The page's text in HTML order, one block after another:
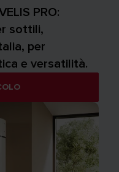
PRO:
sottili,
per
e versatilità.